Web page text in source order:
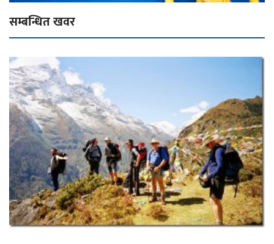
सम्बन्धित खवर